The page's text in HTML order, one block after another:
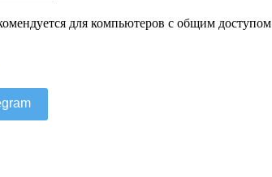
для компьютеров с общим доступом